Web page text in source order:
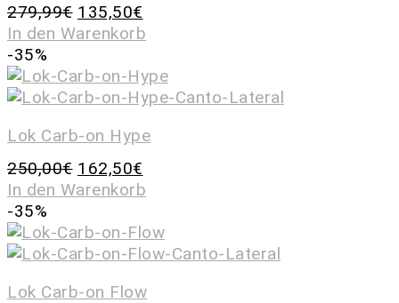
279,99€ 135,50€
In den Warenkorb
-35%
Lok Carb-on Hype
250,00€ 162,50€
In den Warenkorb
-35%
Lok Carb-on Flow